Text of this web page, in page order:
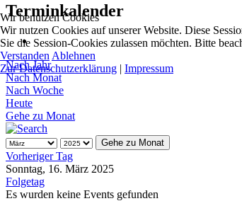
Terminkalender
Nach Jahr
Nach Monat
Nach Woche
Heute
Gehe zu Monat
Gehe zu Monat
Vorheriger Tag
Sonntag, 16. März 2025
Folgetag
Es wurden keine Events gefunden
Wir benutzen Cookies
Wir nutzen Cookies auf unserer Website. Diese
Sie die Session-Cookies zulassen möchten. Bitte
Verstanden Ablehnen
Zur Datenschutzerklärung | Impressum